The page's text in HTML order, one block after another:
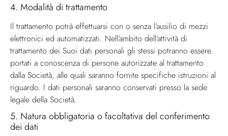
4. Modalità di trattamento
Il trattamento potrà effettuarsi con o senza l’ausilio di mezzi
elettronici ed automatizzati. Nell’ambito dell’attività di
trattamento dei Suoi dati personali gli stessi potranno essere
portati a conoscenza di persone autorizzate al trattamento
dalla Società, alle quali saranno fornite specifiche istruzioni al
ri­guardo. I dati personali saranno conservati presso la sede
legale della Società.
5. Natura obbligatoria o facoltativa del conferimento
dei dati